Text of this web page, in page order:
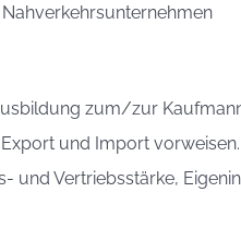
zum/zur
und Import
und Vertriebsstärke,